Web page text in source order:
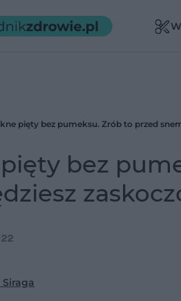
pięty bez pumeksu. Zrób to przed
bez